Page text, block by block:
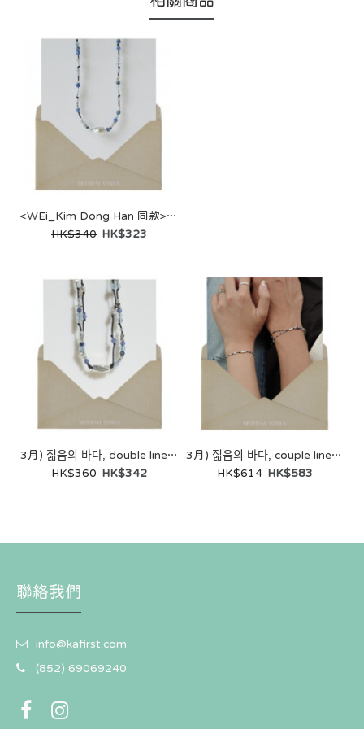
<WEi_Kim Dong Han 同款> 3月) 젊음의 바다, line bracelet
HK$340 HK$323
3月) 젊음의 바다, double line bracelet
HK$360 HK$342
3月) 젊음의 바다, couple line bracelets (一套 2條)
HK$614 HK$583
聯絡我們
info@kafirst.com
(852) 69069240